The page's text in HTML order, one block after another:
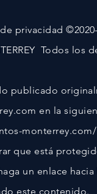
privacidad
Todos los
publicado
en la
que está
un enlace
este contenido.